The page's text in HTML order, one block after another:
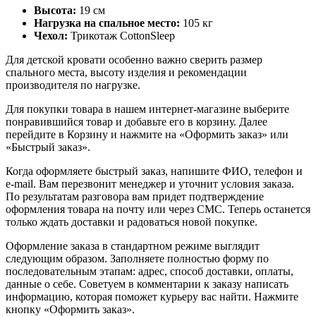
Высота: 19 см
Нагрузка на спальное место: 105 кг
Чехол: Трикотаж CottonSleep
Для детской кровати особенно важно сверить размер
спального места, высоту изделия и рекомендации
производителя по нагрузке.
Для покупки товара в нашем интернет-магазине выберите
понравившийся товар и добавьте его в корзину. Далее
перейдите в Корзину и нажмите на «Оформить заказ» или
«Быстрый заказ».
Когда оформляете быстрый заказ, напишите ФИО, телефон и
e-mail. Вам перезвонит менеджер и уточнит условия заказа.
По результатам разговора вам придет подтверждение
оформления товара на почту или через СМС. Теперь останется
только ждать доставки и радоваться новой покупке.
Оформление заказа в стандартном режиме выглядит
следующим образом. Заполняете полностью форму по
последовательным этапам: адрес, способ доставки, оплаты,
данные о себе. Советуем в комментарии к заказу написать
информацию, которая поможет курьеру вас найти. Нажмите
кнопку «Оформить заказ».